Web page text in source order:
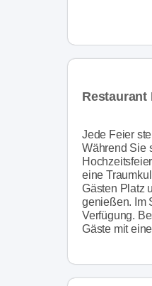
Restaurant
Jede Feier
Während Sie
eine
Gästen Platz
genießen. Im
Verfügung.
Gäste mit